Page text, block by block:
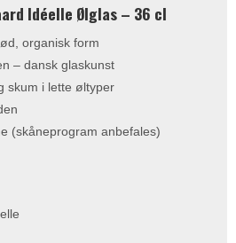
Idéelle Ølglas – 36 cl
organisk form
– dansk glaskunst
skum i lette øltyper
(skåneprogram anbefales)